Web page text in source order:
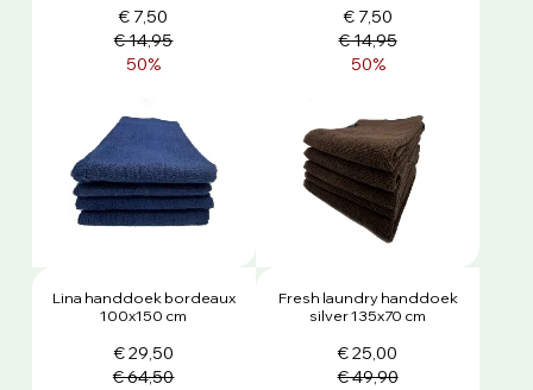
€ 7,50
€ 14,95
50%
€ 7,50
€ 14,95
50%
Lina handdoek bordeaux
100x150 cm
€ 29,50
€ 64,50
Fresh laundry handdoek
silver 135x70 cm
€ 25,00
€ 49,90